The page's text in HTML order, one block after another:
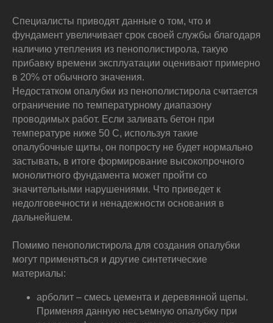
Специалисты приводят данные о том, что и
фундамент увеличивает срок своей службы благодаря
наличию утепления из пенополистирола, такую
прибавку времени эксплуатации оценивают примерно
в 20% от обычного значения.
Недостатком опалубки из пенополистирола считается
ограничение по температурному диапазону
проводимых работ. Если заливать бетон при
температуре ниже 50 С, используя такие
опалубочные щиты, он попросту не будет нормально
застывать, в итоге формирование высокопрочного
монолитного фундамента может пройти со
значительными нарушениями. Что приведет к
недолговечности и ненадежности основания в
дальнейшем.
Помимо пенополистирола для создания опалубки
могут применяться и другие синтетические
материалы:
арболит – смесь цемента и деревянной щепы.
Применяя данную несъемную опалубку при